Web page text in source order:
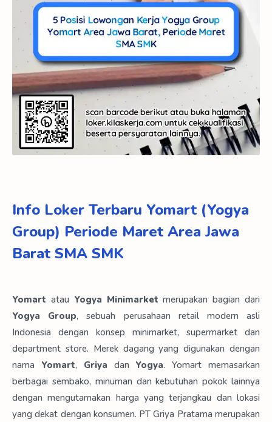
Info Loker Terbaru Yomart (Yogya
Group) Periode Maret Area Jawa
Barat SMA SMK
Yomart atau Yogya Minimarket merupakan bagian dari
Yogya Group, sebuah perusahaan retail modern asli
Indonesia dengan konsep minimarket, supermarket dan
department store. Merek dagang yang digunakan dengan
nama Yomart, Griya dan Yogya. Yomart memasarkan
berbagai sembako, minuman dan kebutuhan pokok lainnya
dengan mengutamakan harga yang terjangkau dan lokasi
yang dekat dengan konsumen. PT Griya Pratama merupakan